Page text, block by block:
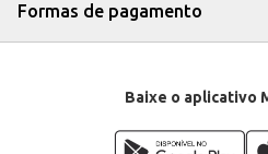
Formas de pagamento
Baixe o aplicativo